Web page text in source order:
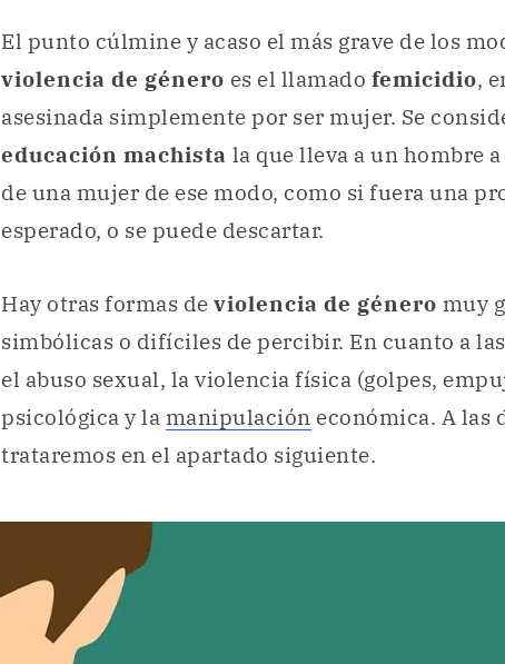
El punto cúlmine y acaso el más grave de los
violencia de género es el llamado femicidio,
asesinada simplemente por ser mujer. Se
educación machista la que lleva a un hombre
de una mujer de ese modo, como si fuera una
esperado, o se puede descartar.
Hay otras formas de violencia de género muy
simbólicas o difíciles de percibir. En cuanto a
el abuso sexual, la violencia física (golpes,
psicológica y la manipulación económica. A las
trataremos en el apartado siguiente.